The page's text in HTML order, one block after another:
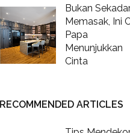
Bukan
Memasak, Ini
Papa
Menunjukkan
Cinta
RECOMMENDED ARTICLES